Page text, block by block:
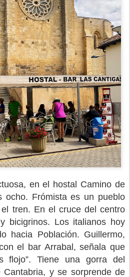
en el hostal Camino de
ocho. Frómista es un pueblo
tren. En el cruce del centro
bicigrinos. Los italianos hoy
hacia Población. Guillermo,
el bar Arrabal, señala que
flojo”. Tiene una gorra del
y se sorprende de